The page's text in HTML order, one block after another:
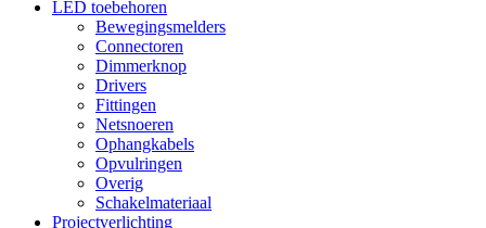
LED toebehoren
Bewegingsmelders
Connectoren
Dimmerknop
Drivers
Fittingen
Netsnoeren
Ophangkabels
Opvulringen
Overig
Schakelmateriaal
Projectverlichting